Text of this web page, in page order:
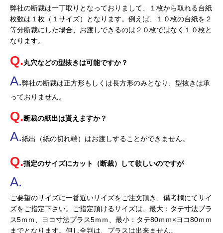
弊社の断裁は一丁取りとなっておりまして、１枚から取れる台紙
枚数は１枚（１サイズ）となります。例えば、１０枚の台紙を２
等分断裁にした場合、お渡しできるのは２０枚ではなく１０枚と
なります。
丸穴などの型抜きは可能ですか？
弊社の断裁は正方形もしくは長方形のみとなり、型抜きは承
っておりません。
断裁の紙出は貰えますか？
紙出（紙の切れ端）はお渡しすることができません。
指定のサイズにカット（断裁）して欲しいのですが
ご要望のサイズに一番近いサイズをご注文頂き、備考欄にてサイ
ズをご指定下さい。ご指定頂けるサイズは、最大：タテ寸法プラ
ス5ｍｍ、ヨコ寸法プラス5ｍｍ、最小：タテ80ｍｍ×ヨコ80ｍｍ
までとなります。但し全判は、プラスは出来ません。